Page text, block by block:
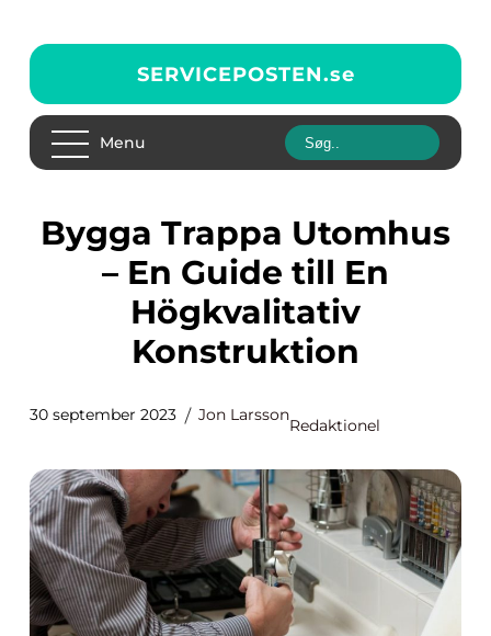
SERVICEPOSTEN.se
Menu
Bygga Trappa Utomhus
– En Guide till En
Högkvalitativ
Konstruktion
30 september 2023 Jon Larsson
Redaktionel